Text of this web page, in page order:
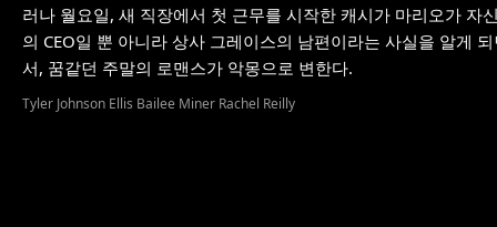
러나 월요일, 새 직장에서 첫 근무를 시작한 캐시가 마리오가 자
의 CEO일 뿐 아니라 상사 그레이스의 남편이라는 사실을 알게
서, 꿈같던 주말의 로맨스가 악몽으로 변한다.
Tyler Johnson Ellis Bailee Miner Rachel Reilly